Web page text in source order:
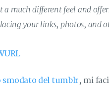
a much different feel and
your links, photos, and
del tumblr, mi